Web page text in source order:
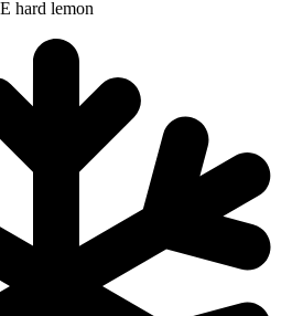
hard lemon